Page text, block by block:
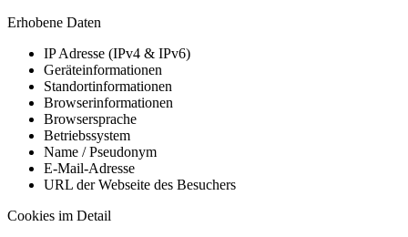
Erhobene Daten
IP Adresse (IPv4 & IPv6)
Geräteinformationen
Standortinformationen
Browserinformationen
Browsersprache
Betriebssystem
Name / Pseudonym
E-Mail-Adresse
URL der Webseite des Besuchers
Cookies im Detail